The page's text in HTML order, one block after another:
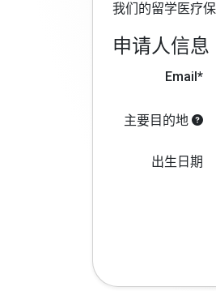
我们的留学医疗
申请人信息
Email*
主要目的地
出生日期